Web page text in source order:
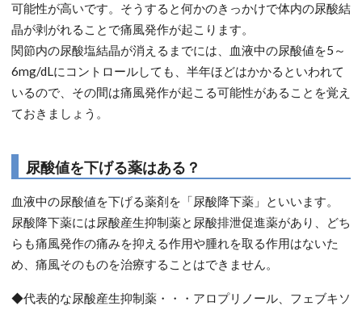
可能性が高いです。そうすると何かのきっかけで体内の尿酸結
晶が剥がれることで痛風発作が起こります。
関節内の尿酸塩結晶が消えるまでには、血液中の尿酸値を5～
6mg/dLにコントロールしても、半年ほどはかかるといわれて
いるので、その間は痛風発作が起こる可能性があることを覚え
ておきましょう。
尿酸値を下げる薬はある？
血液中の尿酸値を下げる薬剤を「尿酸降下薬」といいます。
尿酸降下薬には尿酸産生抑制薬と尿酸排泄促進薬があり、どち
らも痛風発作の痛みを抑える作用や腫れを取る作用はないた
め、痛風そのものを治療することはできません。
◆代表的な尿酸産生抑制薬・・・アロプリノール、フェブキソ